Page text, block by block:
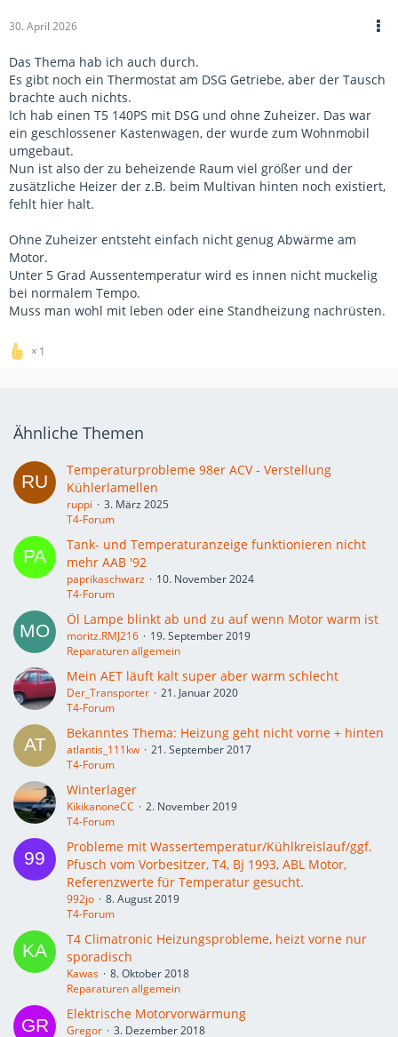
30. April 2026
Das Thema hab ich auch durch.
Es gibt noch ein Thermostat am DSG Getriebe, aber der Tausch
brachte auch nichts.
Ich hab einen T5 140PS mit DSG und ohne Zuheizer. Das war
ein geschlossener Kastenwagen, der wurde zum Wohnmobil
umgebaut.
Nun ist also der zu beheizende Raum viel größer und der
zusätzliche Heizer der z.B. beim Multivan hinten noch existiert,
fehlt hier halt.
Ohne Zuheizer entsteht einfach nicht genug Abwärme am
Motor.
Unter 5 Grad Aussentemperatur wird es innen nicht muckelig
bei normalem Tempo.
Muss man wohl mit leben oder eine Standheizung nachrüsten.
1
Ähnliche Themen
Temperaturprobleme 98er ACV - Verstellung
Kühlerlamellen
ruppi
3. März 2025
T4-Forum
Tank- und Temperaturanzeige funktionieren nicht
mehr AAB '92
paprikaschwarz
10. November 2024
T4-Forum
Öl Lampe blinkt ab und zu auf wenn Motor warm ist
moritz.RMJ216
19. September 2019
Reparaturen allgemein
Mein AET läuft kalt super aber warm schlecht
Der_Transporter
21. Januar 2020
T4-Forum
Bekanntes Thema: Heizung geht nicht vorne + hinten
atlantis_111kw
21. September 2017
T4-Forum
Winterlager
KikikanoneCC
2. November 2019
T4-Forum
Probleme mit Wassertemperatur/Kühlkreislauf/ggf.
Pfusch vom Vorbesitzer, T4, Bj 1993, ABL Motor,
Referenzwerte für Temperatur gesucht.
992jo
8. August 2019
T4-Forum
T4 Climatronic Heizungsprobleme, heizt vorne nur
sporadisch
Kawas
8. Oktober 2018
Reparaturen allgemein
Elektrische Motorvorwärmung
Gregor 3. Dezember 2018